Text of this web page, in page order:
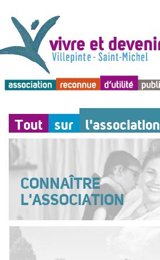
Tout sur l'association
CONNAÎTRE
L'ASSOCIATION